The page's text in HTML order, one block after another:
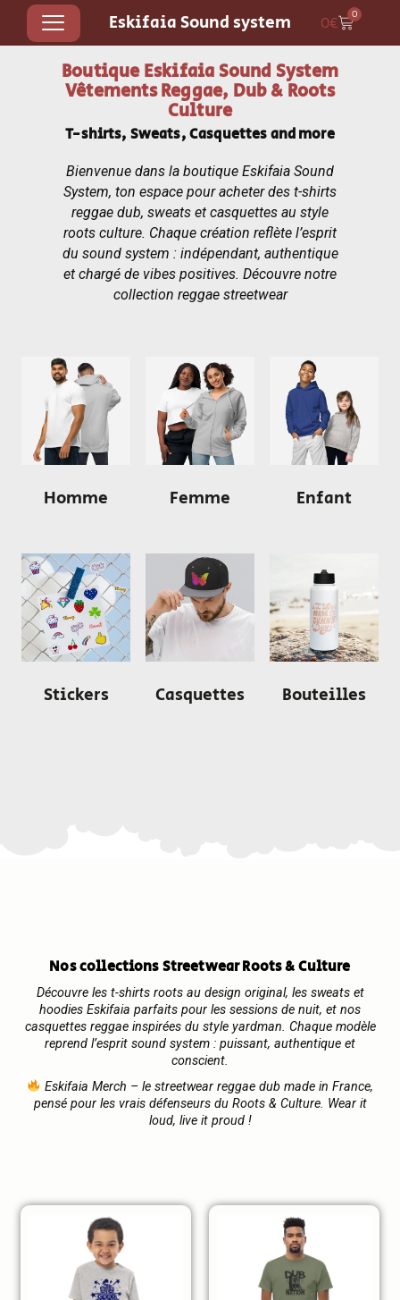
Eskifaia Sound system 0€ 0
Boutique Eskifaia Sound System
Vêtements Reggae, Dub & Roots
Culture
T-shirts, Sweats, Casquettes and more
Bienvenue dans la boutique Eskifaia Sound
System, ton espace pouracheter des t-shirts
reggae dub, sweats et casquettes au style
roots culture. Chaque création reflète l’esprit
du sound system : indépendant, authentique
et chargé de vibes positives. Découvre notre
collection reggae streetwear
Homme Femme Enfant
Stickers Casquettes Bouteilles
Nos collections Streetwear Roots & Culture
Découvre les t-shirts rootsau design original, les sweats et
hoodies Eskifaia parfaits pour les sessions de nuit, et nos
casquettes reggaeinspirées du style yardman. Chaque modèle
reprend l’esprit sound system : puissant, authentique et
conscient.
Eskifaia Merch – lestreetwear reggae dub made in France,
pensé pour les vrais défenseurs du Roots & Culture. Wear it
loud, live it proud !